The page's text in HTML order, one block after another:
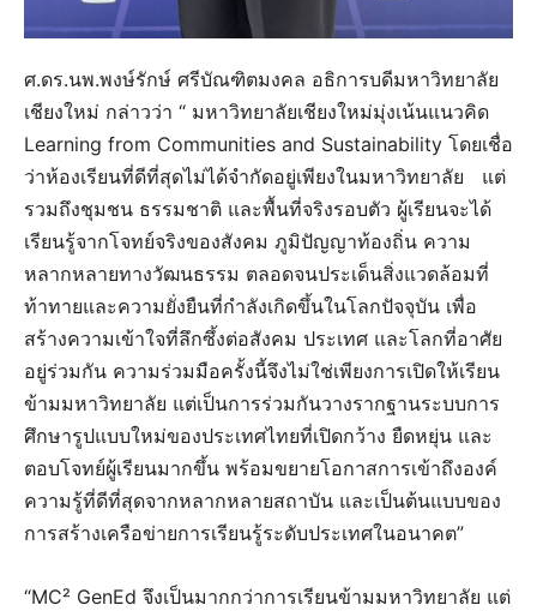
ศ.ดร.นพ.พงษ์รักษ์ ศรีบัณฑิตมงคล อธิการบดีมหาวิทยาลัย
เชียงใหม่ กล่าวว่า “ มหาวิทยาลัยเชียงใหม่มุ่งเน้นแนวคิด
Learning from Communities and Sustainability โดยเชื่อ
ว่าห้องเรียนที่ดีที่สุดไม่ได้จำกัดอยู่เพียงในมหาวิทยาลัย แต่
รวมถึงชุมชน ธรรมชาติ และพื้นที่จริงรอบตัว ผู้เรียนจะได้
เรียนรู้จากโจทย์จริงของสังคม ภูมิปัญญาท้องถิ่น ความ
หลากหลายทางวัฒนธรรม ตลอดจนประเด็นสิ่งแวดล้อมที่
ท้าทายและความยั่งยืนที่กำลังเกิดขึ้นในโลกปัจจุบัน เพื่อ
สร้างความเข้าใจที่ลึกซึ้งต่อสังคม ประเทศ และโลกที่อาศัย
อยู่ร่วมกัน ความร่วมมือครั้งนี้จึงไม่ใช่เพียงการเปิดให้เรียน
ข้ามมหาวิทยาลัย แต่เป็นการร่วมกันวางรากฐานระบบการ
ศึกษารูปแบบใหม่ของประเทศไทยที่เปิดกว้าง ยืดหยุ่น และ
ตอบโจทย์ผู้เรียนมากขึ้น พร้อมขยายโอกาสการเข้าถึงองค์
ความรู้ที่ดีที่สุดจากหลากหลายสถาบัน และเป็นต้นแบบของ
การสร้างเครือข่ายการเรียนรู้ระดับประเทศในอนาคต”
“MC² GenEd จึงเป็นมากกว่าการเรียนข้ามมหาวิทยาลัย แต่